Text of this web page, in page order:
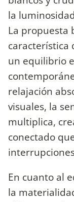
la
La propuesta
característica
un equilibrio
relajación
visuales, la
multiplica,
conectado
En cuanto al
la